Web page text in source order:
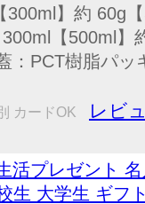
300ml】約 60g
【500ml】
：PCT樹脂パ
カードOK
レビ
活プレゼント
生 大学生 ギフ